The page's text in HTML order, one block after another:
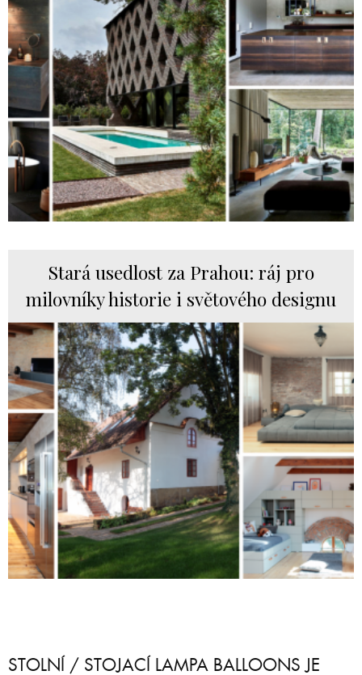
Stará usedlost za Prahou: ráj pro
milovníky historie i světového designu
STOLNÍ / STOJACÍ LAMPA BALLOONS JE